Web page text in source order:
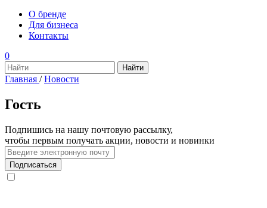
О бренде
Для бизнеса
Контакты
0
Главная / Новости
Гость
Подпишись на нашу почтовую рассылку,
чтобы первым получать акции, новости и новинки
Подписаться